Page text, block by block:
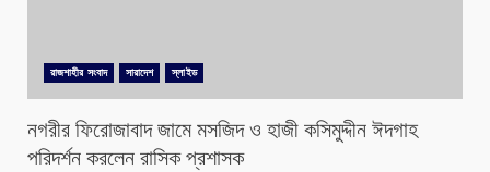
রাজশাহীর সংবাদ সারাদেশ স্লাইড
নগরীর ফিরোজাবাদ জামে মসজিদ ও হাজী কসিমুদ্দীন ঈদগাহ
পরিদর্শন করলেন রাসিক প্রশাসক